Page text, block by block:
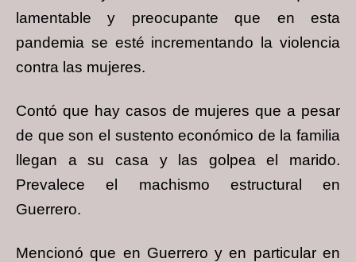
lamentable y preocupante que en esta
pandemia se esté incrementando la violencia
contra las mujeres.
Contó que hay casos de mujeres que a pesar
de que son el sustento económico de la familia
llegan a su casa y las golpea el marido.
Prevalece el machismo estructural en
Guerrero.
Mencionó que en Guerrero y en particular en